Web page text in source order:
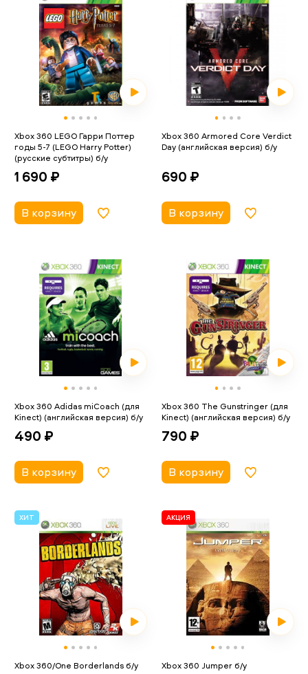
Xbox 360 LEGO Гарри Поттер
годы 5-7 (LEGO Harry Potter)
(русские субтитры) б/у
1 690 ₽
В корзину
Xbox 360 Armored Core Verdict
Day (английская версия) б/у
690 ₽
В корзину
Xbox 360 Adidas miCoach (для
Kinect) (английская версия) б/у
490 ₽
В корзину
Xbox 360 The Gunstringer (для
Kinect) (английская версия) б/у
790 ₽
В корзину
ХИТ
Xbox 360/One Borderlands б/у
АКЦИЯ
Xbox 360 Jumper б/у